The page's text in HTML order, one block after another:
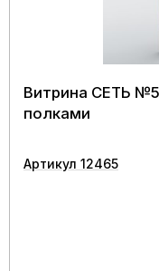
Витрина СЕТЬ
полками
Артикул 12465